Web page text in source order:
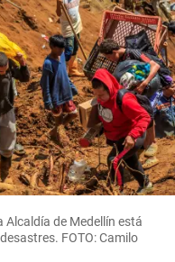
de Medellín está
FOTO: Camilo